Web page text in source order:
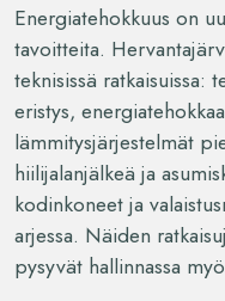
Energiatehokkuus on
tavoitteita.
teknisissä ratkaisuissa:
eristys,
lämmitysjärjestelmät
hiilijalanjälkeä ja
kodinkoneet ja
arjessa. Näiden
pysyvät hallinnassa